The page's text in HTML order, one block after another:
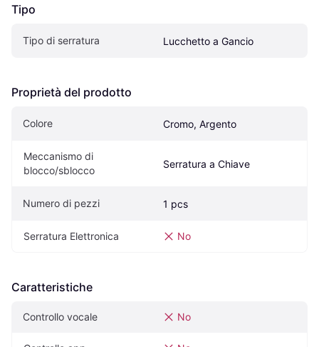
Tipo
Tipo di serratura Lucchetto a Gancio
Proprietà del prodotto
Colore Cromo, Argento
Meccanismo di
blocco/sblocco
Serratura a Chiave
Numero di pezzi 1 pcs
Serratura Elettronica No
Caratteristiche
Controllo vocale No